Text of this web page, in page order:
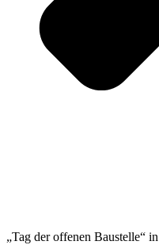
„Tag der offenen Baustelle“